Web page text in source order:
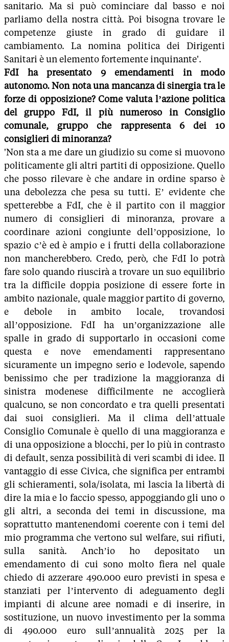
sanitario. Ma si può cominciare dal basso e noi
parliamo della nostra città. Poi bisogna trovare le
competenze giuste in grado di guidare il
cambiamento. La nomina politica dei Dirigenti
Sanitari è un elemento fortemente inquinante'.
FdI ha presentato 9 emendamenti in modo
autonomo. Non nota una mancanza di sinergia tra le
forze di opposizione? Come valuta l’azione politica
del gruppo FdI, il più numeroso in Consiglio
comunale, gruppo che rappresenta 6 dei 10
consiglieri di minoranza?
'Non sta a me dare un giudizio su come si muovono
politicamente gli altri partiti di opposizione. Quello
che posso rilevare è che andare in ordine sparso è
una debolezza che pesa su tutti. E’ evidente che
spetterebbe a FdI, che è il partito con il maggior
numero di consiglieri di minoranza, provare a
coordinare azioni congiunte dell’opposizione, lo
spazio c’è ed è ampio e i frutti della collaborazione
non mancherebbero. Credo, però, che FdI lo potrà
fare solo quando riuscirà a trovare un suo equilibrio
tra la difficile doppia posizione di essere forte in
ambito nazionale, quale maggior partito di governo,
e debole in ambito locale, trovandosi
all’opposizione. FdI ha un’organizzazione alle
spalle in grado di supportarlo in occasioni come
questa e nove emendamenti rappresentano
sicuramente un impegno serio e lodevole, sapendo
benissimo che per tradizione la maggioranza di
sinistra modenese difficilmente ne accoglierà
qualcuno, se non concordato e tra quelli presentati
dai suoi consiglieri. Ma il clima dell’attuale
Consiglio Comunale è quello di una maggioranza e
di una opposizione a blocchi, per lo più in contrasto
di default, senza possibilità di veri scambi di idee. Il
vantaggio di esse Civica, che significa per entrambi
gli schieramenti, sola/isolata, mi lascia la libertà di
dire la mia e lo faccio spesso, appoggiando gli uno o
gli altri, a seconda dei temi in discussione, ma
soprattutto mantenendomi coerente con i temi del
mio programma che vertono sul welfare, sui rifiuti,
sulla sanità. Anch’io ho depositato un
emendamento di cui sono molto fiera nel quale
chiedo di azzerare 490.000 euro previsti in spesa e
stanziati per l’intervento di adeguamento degli
impianti di alcune aree nomadi e di inserire, in
sostituzione, un nuovo investimento per la somma
di 490.000 euro sull’annualità 2025 per la